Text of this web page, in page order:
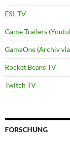
ESL TV
Game Trailers
GameOne (Archiv
Rocket Beans TV
Twitch TV
FORSCHUNG